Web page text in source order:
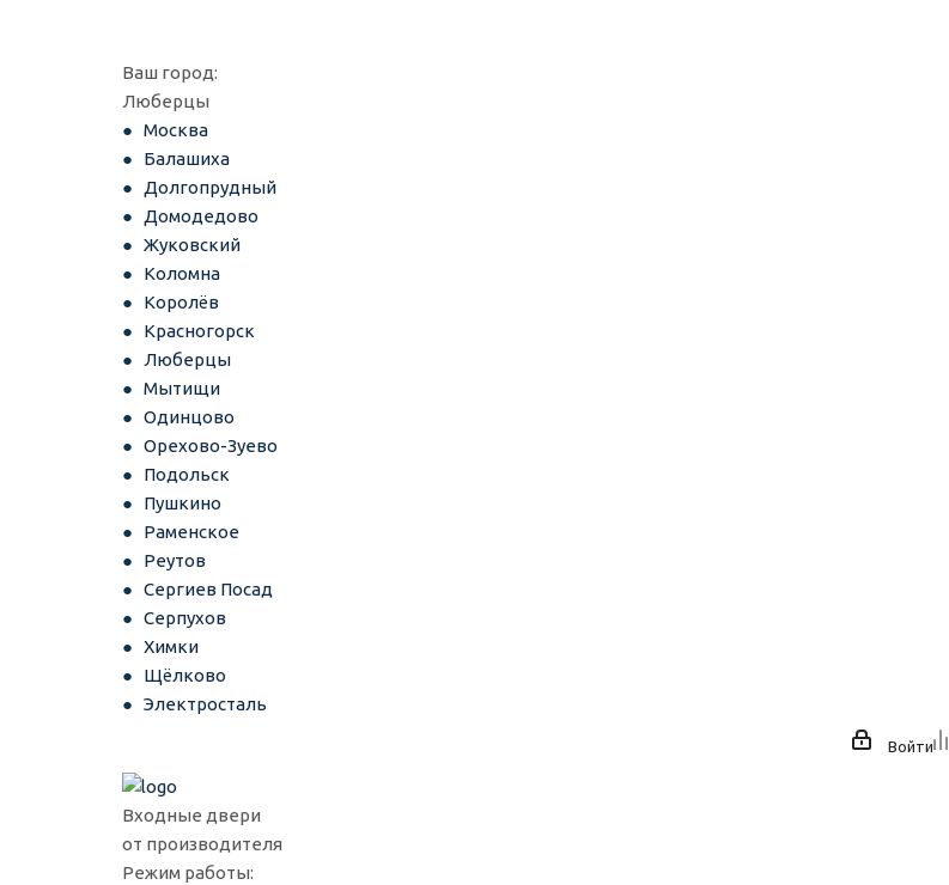
Ваш город:
Люберцы
Москва
Балашиха
Долгопрудный
Домодедово
Жуковский
Коломна
Королёв
Красногорск
Люберцы
Мытищи
Одинцово
Орехово-Зуево
Подольск
Пушкино
Раменское
Реутов
Сергиев Посад
Серпухов
Химки
Щёлково
Электросталь
Войти
Входные двери
от производителя
Режим работы: